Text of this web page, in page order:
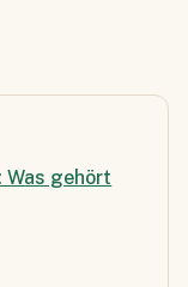
Was gehört